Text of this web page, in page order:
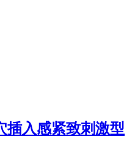
插入感紧致刺激型